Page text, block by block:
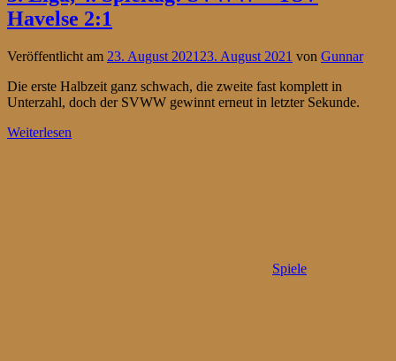
Havelse 2:1
Veröffentlicht am 23. August 2021 23. August 2021 von Gunnar
Die erste Halbzeit ganz schwach, die zweite fast komplett in
Unterzahl, doch der SVWW gewinnt erneut in letzter Sekunde.
Weiterlesen
Spiele